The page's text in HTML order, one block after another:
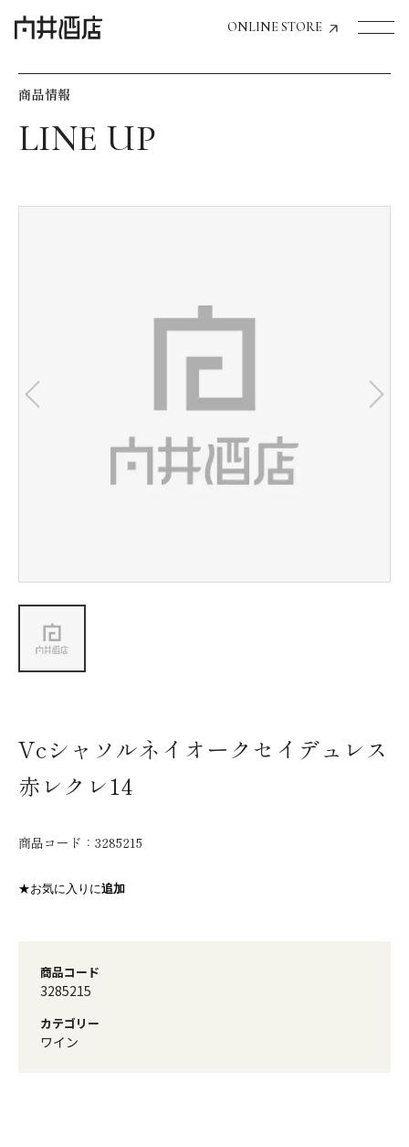
ONLINE STORE
飲食店経営のお客様
お気に入り機能の活用方法
会社情報
商品情報
Vcシャソルネイオークセイデュレス
赤レクレ14
商品コード： 3285215
★お気に入りに追加
商品コード
3285215
カテゴリー
ワイン